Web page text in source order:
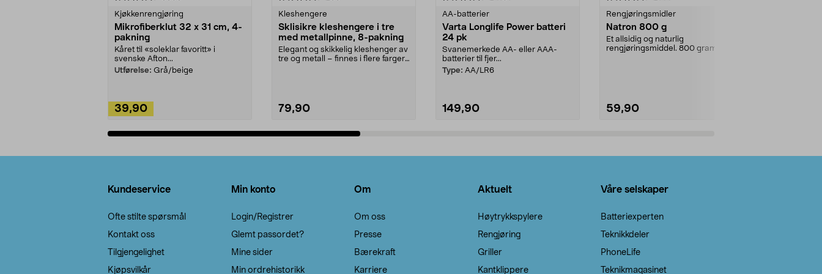
Kjøkkenrengjøring
Mikrofiberklut 32 x 31 cm, 4-
pakning
Kåret til «soleklar favoritt» i
svenske Afton...
Utførelse: Grå/beige
39,90
Kleshengere
Sklisikre kleshengere i tre
med metallpinne, 8-pakning
Elegant og skikkelig kleshenger av
tre og metall – finnes i flere farger.
79,90
AA-batterier
Varta Longlife Power batteri
24 pk
Svanemerkede AA- eller AAA-
batterier til fjer...
Type: AA/LR6
149,90
Rengjøringsmidler
Natron 800 g
Et allsidig og naturlig
rengjøringsmiddel. 800 gram
59,90
Kundeservice
Ofte stilte spørsmål
Kontakt oss
Tilgjengelighet
Kjøpsvilkår
Min konto
Login/Registrer
Glemt passordet?
Mine sider
Min ordrehistorikk
Om
Om oss
Presse
Bærekraft
Karriere
Aktuelt
Høytrykkspylere
Rengjøring
Griller
Kantklippere
Våre selskaper
Batteriexperten
Teknikkdeler
PhoneLife
Teknikmagasinet